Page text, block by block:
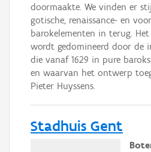
doormaakte. We vinden er
gotische, renaissance- en
barokelementen in terug.
wordt gedomineerd door de
die vanaf 1629 in pure
en waarvan het ontwerp
Pieter Huyssens.
Stadhuis Gent